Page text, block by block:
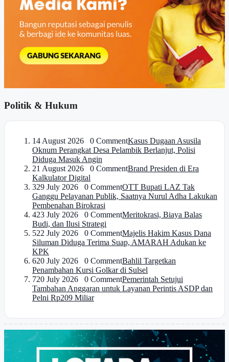
Politik & Hukum
14 August 2026 0 CommentKasus Dugaan Asusila
Oknum Perangkat Desa Pelambik Berlanjut, Polisi
Diduga Masuk Angin
21 August 2026 0 CommentBrand Presiden di Era
Kalkulator Digital
329 July 2026 0 CommentOTT Bupati LAZ Tak
Ganggu Pelayanan Publik, Saatnya Nurul Adha Lakukan
Pembenahan Birokrasi
423 July 2026 0 CommentMeritokrasi, Biaya Balas
Budi, dan Ilusi Strategi
522 July 2026 0 CommentMajelis Hakim Kasus Dana
Siluman Diduga Terima Suap, AMARAH Adukan ke
KPK
620 July 2026 0 CommentBahlil Targetkan
Penambahan Kursi Golkar di Sulsel
720 July 2026 0 CommentPemerintah Setujui
Tambahan Anggaran untuk Layanan Perintis ASDP dan
Pelni Rp209 Miliar